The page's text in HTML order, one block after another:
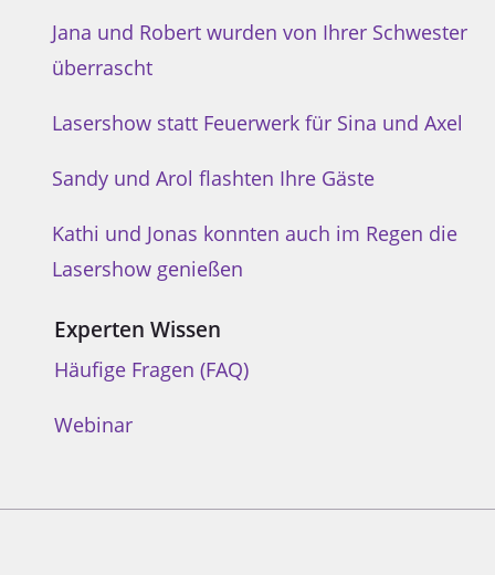
Jana und Robert wurden von Ihrer Schwester
überrascht
Lasershow statt Feuerwerk für Sina und Axel
Sandy und Arol flashten Ihre Gäste
Kathi und Jonas konnten auch im Regen die
Lasershow genießen
Experten Wissen
Häufige Fragen (FAQ)
Webinar